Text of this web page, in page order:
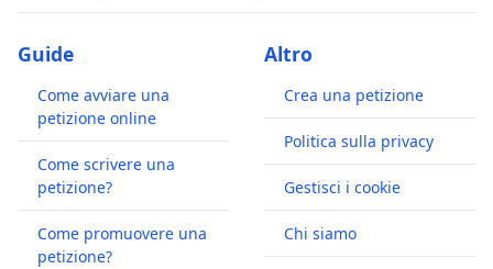
Guide
Come avviare una
petizione online
Come scrivere una
petizione?
Come promuovere una
petizione?
Altro
Crea una petizione
Politica sulla privacy
Gestisci i cookie
Chi siamo